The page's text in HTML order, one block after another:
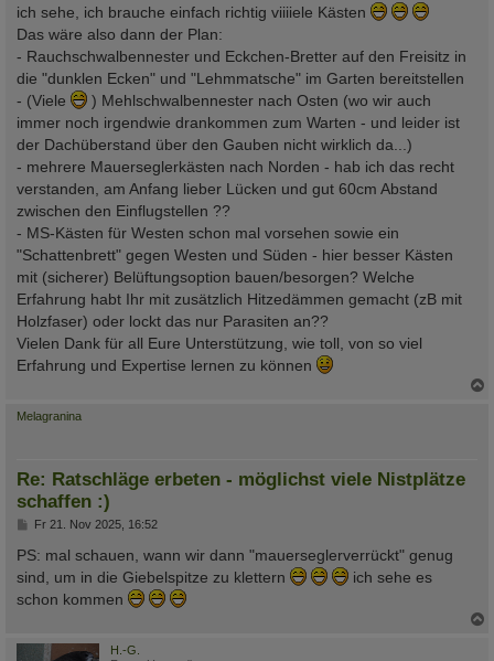
ich sehe, ich brauche einfach richtig viiiiele Kästen
Das wäre also dann der Plan:
- Rauchschwalbennester und Eckchen-Bretter auf den Freisitz in
die "dunklen Ecken" und "Lehmmatsche" im Garten bereitstellen
- (Viele
) Mehlschwalbennester nach Osten (wo wir auch
immer noch irgendwie drankommen zum Warten - und leider ist
der Dachüberstand über den Gauben nicht wirklich da...)
- mehrere Mauerseglerkästen nach Norden - hab ich das recht
verstanden, am Anfang lieber Lücken und gut 60cm Abstand
zwischen den Einflugstellen ??
- MS-Kästen für Westen schon mal vorsehen sowie ein
"Schattenbrett" gegen Westen und Süden - hier besser Kästen
mit (sicherer) Belüftungsoption bauen/besorgen? Welche
Erfahrung habt Ihr mit zusätzlich Hitzedämmen gemacht (zB mit
Holzfaser) oder lockt das nur Parasiten an??
Vielen Dank für all Eure Unterstützung, wie toll, von so viel
Erfahrung und Expertise lernen zu können
Melagranina
Re: Ratschläge erbeten - möglichst viele Nistplätze
schaffen :)
B
i
r
a
g
Fr 21. Nov 2025, 16:52
PS: mal schauen, wann wir dann "mauerseglerverrückt" genug
sind, um in die Giebelspitze zu klettern
ich sehe es
schon kommen
H.-G.